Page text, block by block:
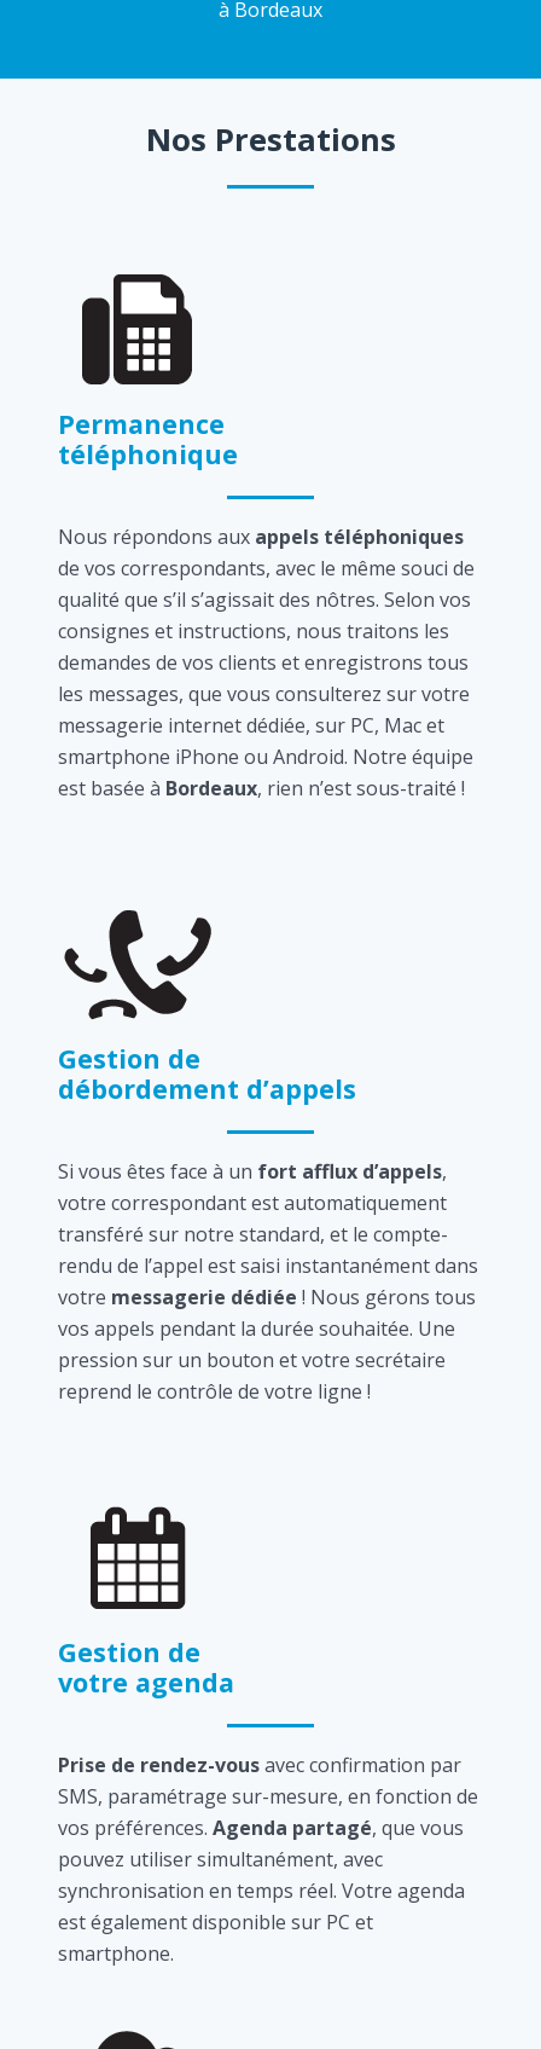
à Bordeaux
Nos Prestations
Permanence
téléphonique
Nous répondons aux appels téléphoniques
de vos correspondants, avec le même souci de
qualité que s’il s’agissait des nôtres. Selon vos
consignes et instructions, nous traitons les
demandes de vos clients et enregistrons tous
les messages, que vous consulterez sur votre
messagerie internet dédiée, sur PC, Mac et
smartphone iPhone ou Android. Notre équipe
est basée à Bordeaux, rien n’est sous-traité !
Gestion de
débordement d’appels
Si vous êtes face à un fort afflux d’appels,
votre correspondant est automatiquement
transféré sur notre standard, et le compte-
rendu de l’appel est saisi instantanément dans
votre messagerie dédiée ! Nous gérons tous
vos appels pendant la durée souhaitée. Une
pression sur un bouton et votre secrétaire
reprend le contrôle de votre ligne !
Gestion de
votre agenda
Prise de rendez-vousavec confirmation par
SMS, paramétrage sur-mesure, en fonction de
vos préférences. Agenda partagé, que vous
pouvez utiliser simultanément, avec
synchronisation en temps réel. Votre agenda
est également disponible sur PC et
smartphone.